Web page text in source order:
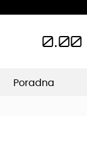
0.00
Poradna